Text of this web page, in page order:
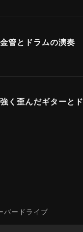
管とドラムの演奏
バードライブ